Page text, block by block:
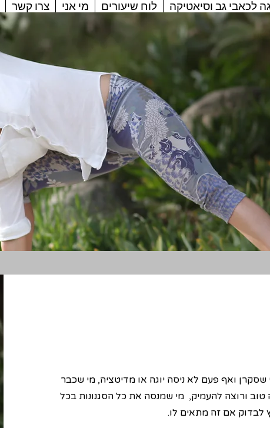
לכאבי גב וסיאטיקה לוח שיעורים מי אני צרו קשר
ואף פעם לא ניסה יוגה או מדיטציה, מי שכבר
טוב ורוצה להעמיק, מי שמנסה את כל הסגנונות בכל
לבדוק אם זה מתאים לו.